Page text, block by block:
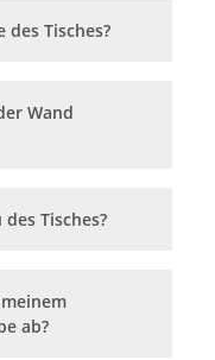
Tisches?
Wand
Tisches?
ab?